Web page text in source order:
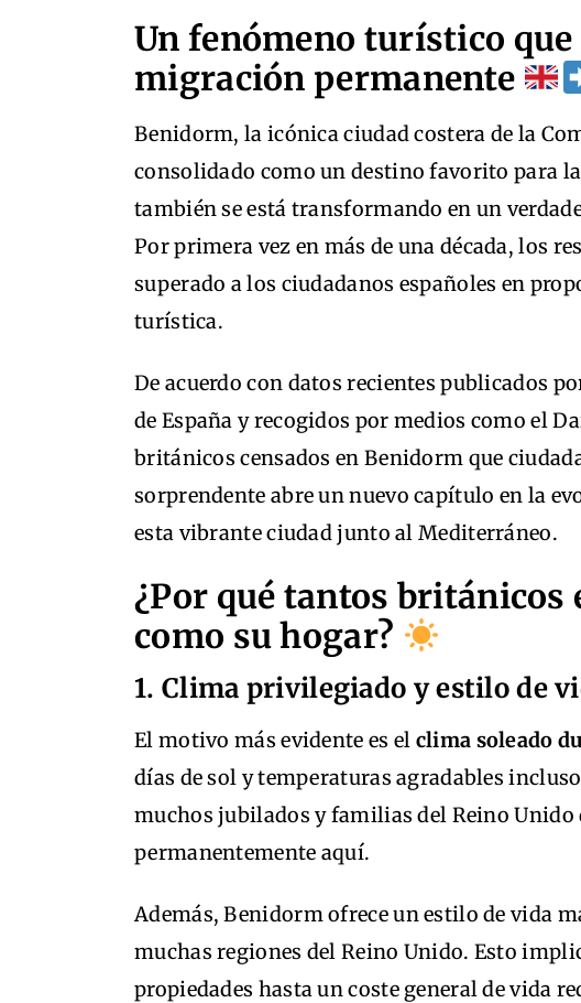
Un fenómeno turístico
migración permanente
Benidorm, la icónica ciudad costera de la
consolidado como un destino favorito para
también se está transformando en un
Por primera vez en más de una década, los
superado a los ciudadanos españoles en
turística.
De acuerdo con datos recientes publicados
de España y recogidos por medios como el
británicos censados en Benidorm que
sorprendente abre un nuevo capítulo en la
esta vibrante ciudad junto al Mediterráneo.
¿Por qué tantos
como su hogar?
1. Clima privilegiado y estilo de
El motivo más evidente es el clima soleado
días de sol y temperaturas agradables
muchos jubilados y familias del Reino Unido
permanentemente aquí.
Además, Benidorm ofrece un estilo de vida
muchas regiones del Reino Unido. Esto
propiedades hasta un coste general de vida